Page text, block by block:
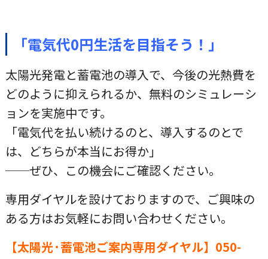
「電気代0円生活を目指そう！」
太陽光発電と蓄電池の導入で、今後の光熱費を
どのように抑えられるか、無料のシミュレーシ
ョンを実施中です。
「電気代を払い続けるのと、導入するのとで
は、どちらが本当にお得か」
──ぜひ、この機会にご確認ください。
専用ダイヤルを設けておりますので、ご興味の
ある方はお気軽にお問い合わせください。
【太陽光·蓄電池ご案内専用ダイヤル】 050-